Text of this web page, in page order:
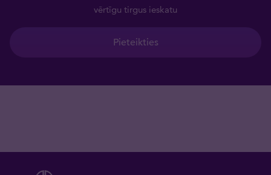
vērtīgu tirgus ieskatu
Pieteikties